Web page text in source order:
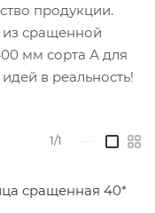
продукции.
из сращенной
мм сорта А для
в реальность!
1/1